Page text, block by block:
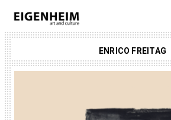
ENRICO FREITAG